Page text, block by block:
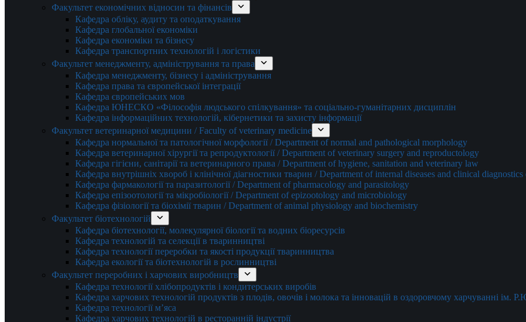
Факультет економічних відносин та фінансів
Кафедра обліку, аудиту та оподаткування
Кафедра глобальної економіки
Кафедра економіки та бізнесу
Кафедра транспортних технологій і логістики
Факультет менеджменту, адміністрування та права
Кафедра менеджменту, бізнесу і адміністрування
Кафедра права та європейської інтеграції
Кафедра європейських мов
Кафедра ЮНЕСКО «Філософія людського спілкування» та соціально-гуманітарних дисциплін
Кафедра інформаційних технологій, кібернетики та захисту інформації
Факультет ветеринарної медицини / Faculty of veterinary medicine
Кафедра нормальної та патологічної морфології / Department of normal and pathological morphology
Кафедра ветеринарної хірургії та репродуктології / Department of veterinary surgery and reproductology
Кафедра гігієни, санітарії та ветеринарного права / Department of hygiene, sanitation and veterinary law
Кафедра внутрішніх хвороб і клінічної діагностики тварин / Department of internal diseases and clinical
Кафедра фармакології та паразитології / Department of pharmacology and parasitology
Кафедра епізоотології та мікробіології / Department of epizootology and microbiology
Кафедра фізіології та біохімії тварин / Department of animal physiology and biochemistry
Факультет біотехнологій
Кафедра біотехнології, молекулярної біології та водних біоресурсів
Кафедра технологій та селекції в тваринництві
Кафедра технології переробки та якості продукції тваринництва
Кафедра екології та біотехнологій в рослинництві
Факультет переробних і харчових виробництв
Кафедра технології хлібопродуктів і кондитерських виробів
Кафедра харчових технологій продуктів з плодів, овочів і молока та інновацій в оздоровчому харчуванні ім.
Кафедра технології м’яса
Кафедра харчових технологій в ресторанній індустрії